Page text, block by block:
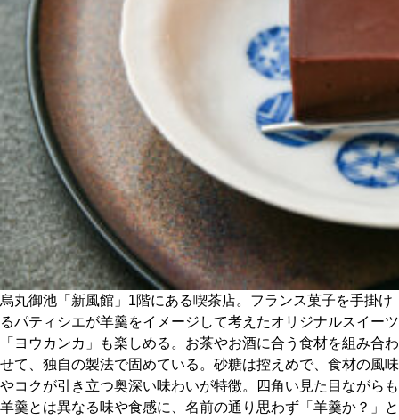
ABOUT US
Instagram
チケットプレゼント応募
MAIN MENU
SERIES
カレーが好き
京都おやつクラブ
烏丸御池「新風館」1階にある喫茶店。フランス菓子を手掛け
るパティシエが羊羹をイメージして考えたオリジナルスイーツ
「ヨウカンカ」も楽しめる。お茶やお酒に合う食材を組み合わ
せて、独自の製法で固めている。砂糖は控えめで、食材の風味
やコクが引き立つ奥深い味わいが特徴。四角い見た目ながらも
羊羹とは異なる味や食感に、名前の通り思わず「羊羹か？」と